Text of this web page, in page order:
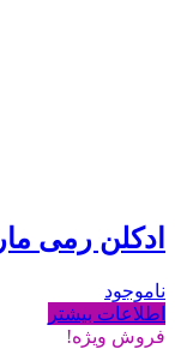
ادکلن رمی
ناموجود
اطلاعات بیشتر
فروش ویژه!